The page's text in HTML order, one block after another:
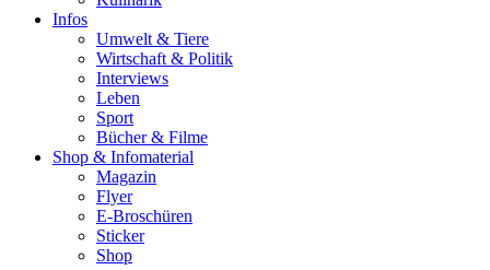
Infos
Umwelt & Tiere
Wirtschaft & Politik
Interviews
Leben
Sport
Bücher & Filme
Shop & Infomaterial
Magazin
Flyer
E-Broschüren
Sticker
Shop